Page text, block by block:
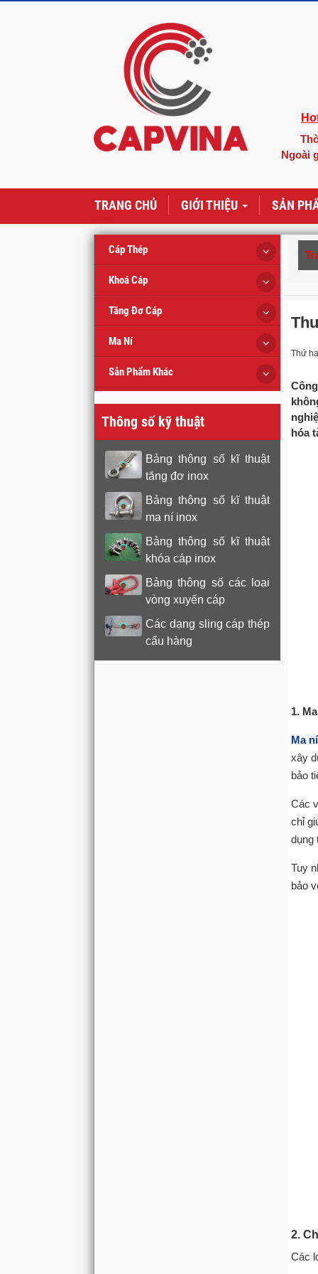
Ngoài
TRANG CHỦ GIỚI THIỆU SẢN
Thứ
hóa
1.
Ma ní
xây
bảo
Các
chỉ
dụng
Tuy
bảo
2.
Các
Cáp Thép
Khoá Cáp
Tăng Đơ Cáp
Ma Ní
Sản Phẩm Khác
Thông số kỹ thuật
Bảng thông số kĩ thuật
tăng đơ inox
Bảng thông số kĩ thuật
ma ní inox
Bảng thông số kĩ thuật
khóa cáp inox
Bảng thông số các loại
vòng xuyến cáp
Các dạng sling cáp thép
cẩu hàng